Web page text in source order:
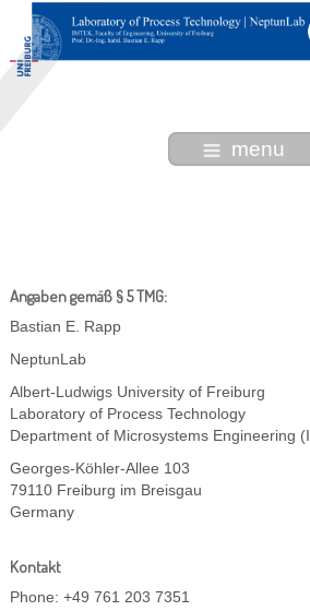
menu
Angaben gemäß § 5 TMG:
Bastian E. Rapp
NeptunLab
Albert-Ludwigs University of Freiburg
Laboratory of Process Technology
Department of Microsystems Engineering
Georges-Köhler-Allee 103
79110 Freiburg im Breisgau
Germany
Kontakt
Phone: +49 761 203 7351